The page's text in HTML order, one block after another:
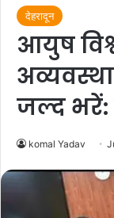
देहरादून
आयुष
अव्यवस्था
जल्द
komal Yadav